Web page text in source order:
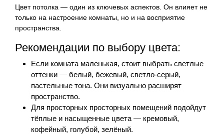
Цвет потолка — один из ключевых аспектов. Он влияет не
только на настроение комнаты, но и на восприятие
пространства.
Рекомендации по выбору цвета:
Если комната маленькая, стоит выбрать светлые
оттенки — белый, бежевый, светло-серый,
пастельные тона. Они визуально расширят
пространство.
Для просторных просторных помещений подойдут
тёплые и насыщенные цвета — кремовый,
кофейный, голубой, зелёный.